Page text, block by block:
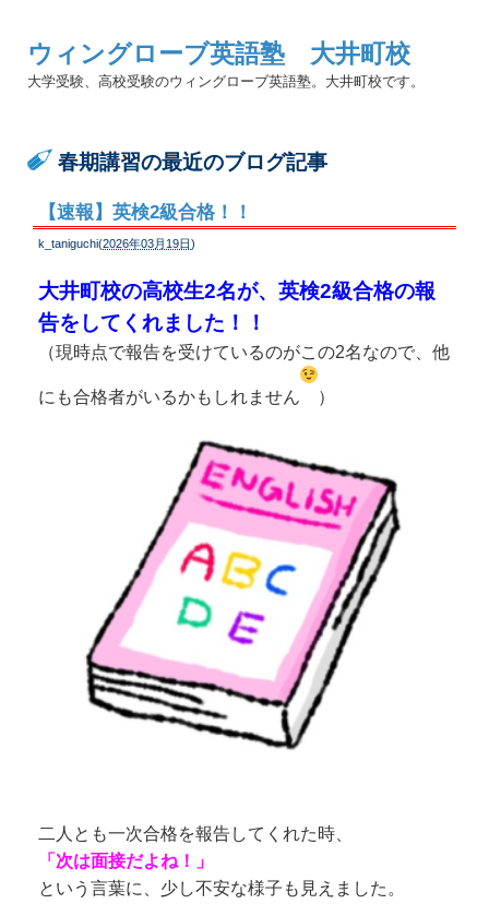
ウィングローブ英語塾 大井町校
大学受験、高校受験のウィングローブ英語塾。大井町校です。
春期講習の最近のブログ記事
【速報】英検2級合格！！
k_taniguchi(2026年03月19日)
大井町校の高校生2名が、英検2級合格の報
告をしてくれました！！
（現時点で報告を受けているのがこの2名なので、他
にも合格者がいるかもしれません ）
二人とも一次合格を報告してくれた時、
「次は面接だよね！」
という言葉に、少し不安な様子も見えました。